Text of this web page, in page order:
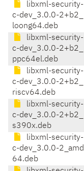
libxml-security-
c-dev_3.0.0-2+b2_
loong64.deb
libxml-security-
c-dev_3.0.0-2+b2_
ppc64el.deb
libxml-security-
c-dev_3.0.0-2+b2_
riscv64.deb
libxml-security-
c-dev_3.0.0-2+b2_
s390x.deb
libxml-security-
c-dev_3.0.0-2_amd
64.deb